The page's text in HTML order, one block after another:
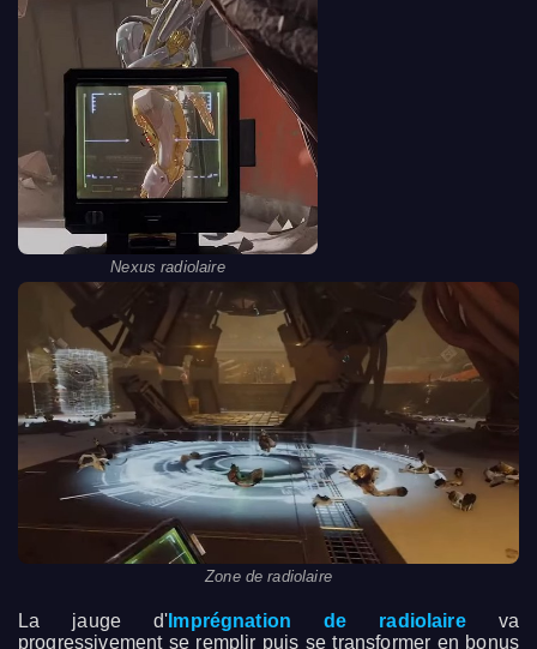
Nexus radiolaire
Zone de radiolaire
La jauge d' Imprégnation de radiolaireva
progressivement se remplir puis se transformer en bonus